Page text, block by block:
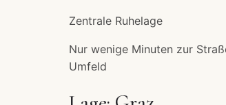
Zentrale Ruhelage
Nur wenige Minuten zur
Umfeld